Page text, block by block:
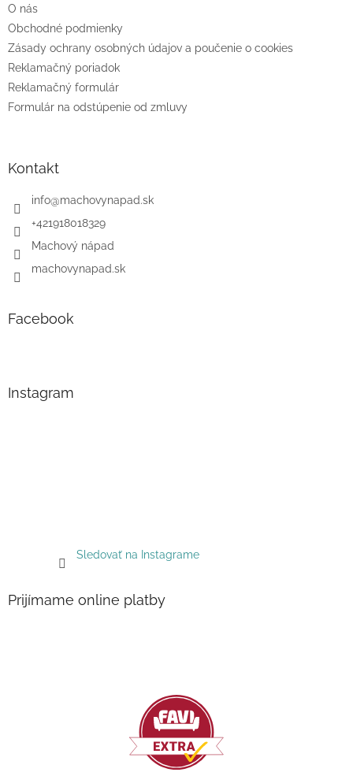
e
O nás
Obchodné podmienky
Zásady ochrany osobných údajov a poučenie o cookies
Reklamačný poriadok
Reklamačný formulár
Formulár na odstúpenie od zmluvy
Kontakt
info@machovynapad.sk
+421918018329
Machový nápad
machovynapad.sk
Facebook
Instagram
Sledovať na Instagrame
Prijímame online platby